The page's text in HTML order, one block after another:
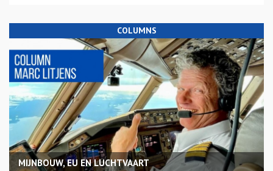
COLUMNS
MIJNBOUW, EU EN LUCHTVAART